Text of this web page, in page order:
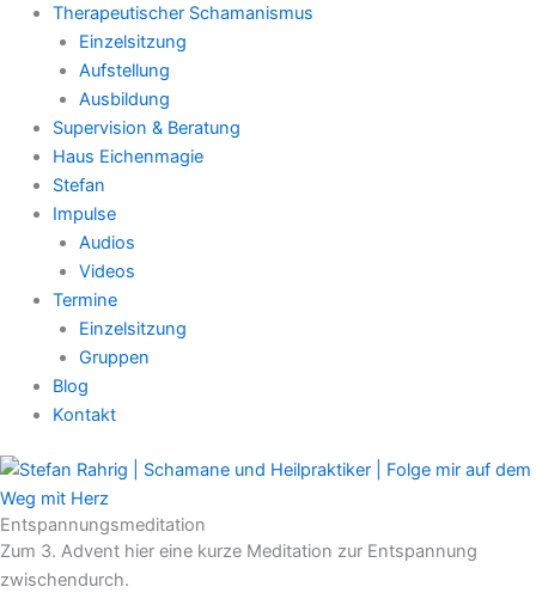
Therapeutischer Schamanismus
Einzelsitzung
Aufstellung
Ausbildung
Supervision & Beratung
Haus Eichenmagie
Stefan
Impulse
Audios
Videos
Termine
Einzelsitzung
Gruppen
Blog
Kontakt
Entspannungsmeditation
Zum 3. Advent hier eine kurze Meditation zur Entspannung
zwischendurch.